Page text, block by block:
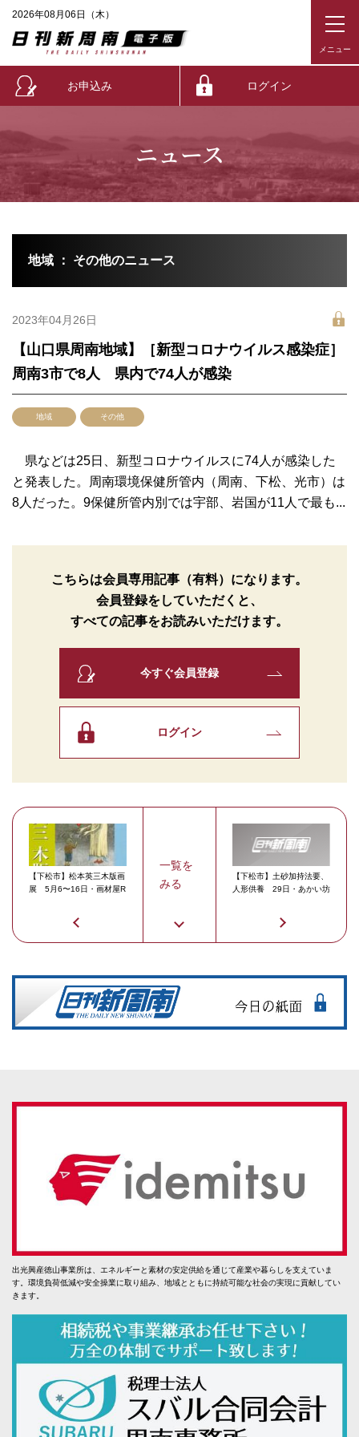
2026年08月06日（木）
お申込み ログイン
ニュース
地域 ： その他のニュース
2023年04月26日
【山口県周南地域】［新型コロナウイルス感染症］
周南3市で8人 県内で74人が感染
地域 その他
県などは25日、新型コロナウイルスに74人が感染した
と発表した。周南環境保健所管内（周南、下松、光市）は
8人だった。9保健所管内別では宇部、岩国が11人で最も...
こちらは会員専用記事（有料）になります。
会員登録をしていただくと、
すべての記事をお読みいただけます。
今すぐ会員登録
ログイン
【下松市】松本英三木版画
展 5月6〜16日・画材屋R
一覧を
みる
【下松市】土砂加持法要、
人形供養 29日・あかい坊
出光興産徳山事業所は、エネルギーと素材の安定供給を通じて産業や暮らしを支えていま
す。環境負荷低減や安全操業に取り組み、地域とともに持続可能な社会の実現に貢献してい
きます。